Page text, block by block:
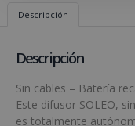
Descripción
Descripción
Sin cables – Batería
Este difusor SOLEO,
es totalmente